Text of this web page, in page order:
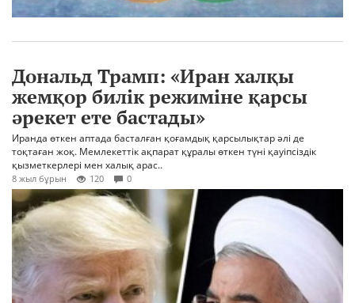
Дональд Трамп: «Иран халқы
жемқор билік режиміне қарсы
әрекет ете бастады»
Иранда өткен аптада басталған қоғамдық қарсылықтар әлі де
тоқтаған жоқ. Мемлекеттік ақпарат құралы өткен түні қауіпсіздік
қызметкерлері мен халық арас..
8 жыл бұрын 120 0